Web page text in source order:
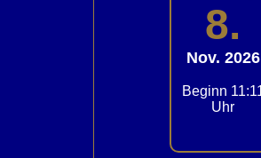
8.
Nov. 2026
Beginn
Uhr